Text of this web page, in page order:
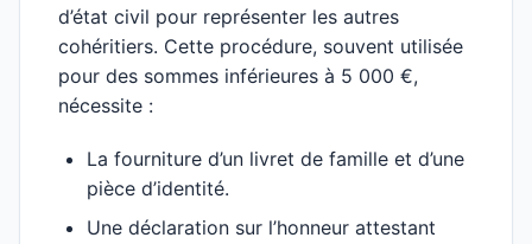
d’état civil pour représenter les autres
cohéritiers. Cette procédure, souvent utilisée
pour des sommes inférieures à 5 000 €,
nécessite :
La fourniture d’un livret de famille et d’une
pièce d’identité.
Une déclaration sur l’honneur attestant